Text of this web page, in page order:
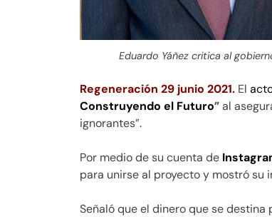
Eduardo Yáñez critica al
Regeneración 29 junio 2021. El
Construyendo el Futuro”al
ignorantes”.
Por medio de su cuenta de
para unirse al proyecto y mostró su
Señaló que el dinero que se